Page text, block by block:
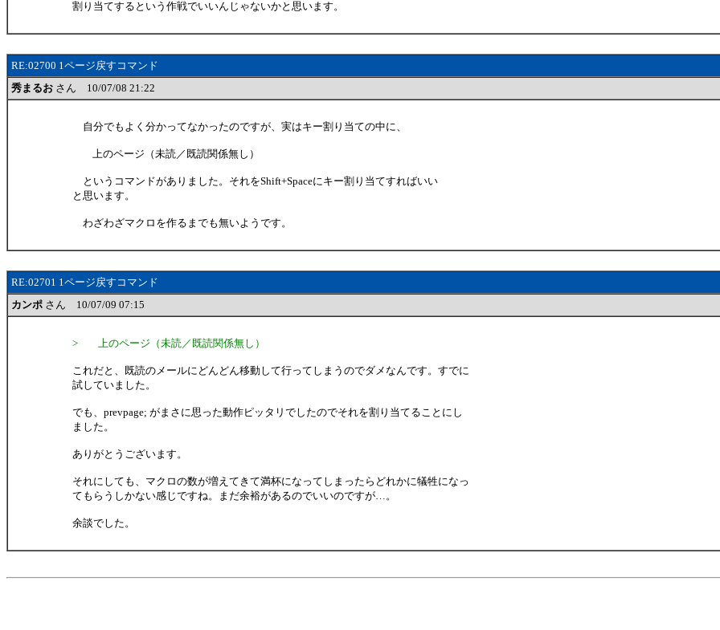
割り当てするという作戦でいいんじゃないかと思います。
RE:02700 1ページ戻すコマンド
秀まるお さん 10/07/08 21:22
自分でもよく分かってなかったのですが、実はキー割り当ての中に、
上のページ（未読／既読関係無し）
というコマンドがありました。それをShift+Spaceにキー割り当てすればいい
と思います。
わざわざマクロを作るまでも無いようです。
RE:02701 1ページ戻すコマンド
カンポ さん 10/07/09 07:15
> 上のページ（未読／既読関係無し）
これだと、既読のメールにどんどん移動して行ってしまうのでダメなんです。すでに
試していました。
でも、prevpage; がまさに思った動作ピッタリでしたのでそれを割り当てることにし
ました。
ありがとうございます。
それにしても、マクロの数が増えてきて満杯になってしまったらどれかに犠牲になっ
てもらうしかない感じですね。まだ余裕があるのでいいのですが…。
余談でした。